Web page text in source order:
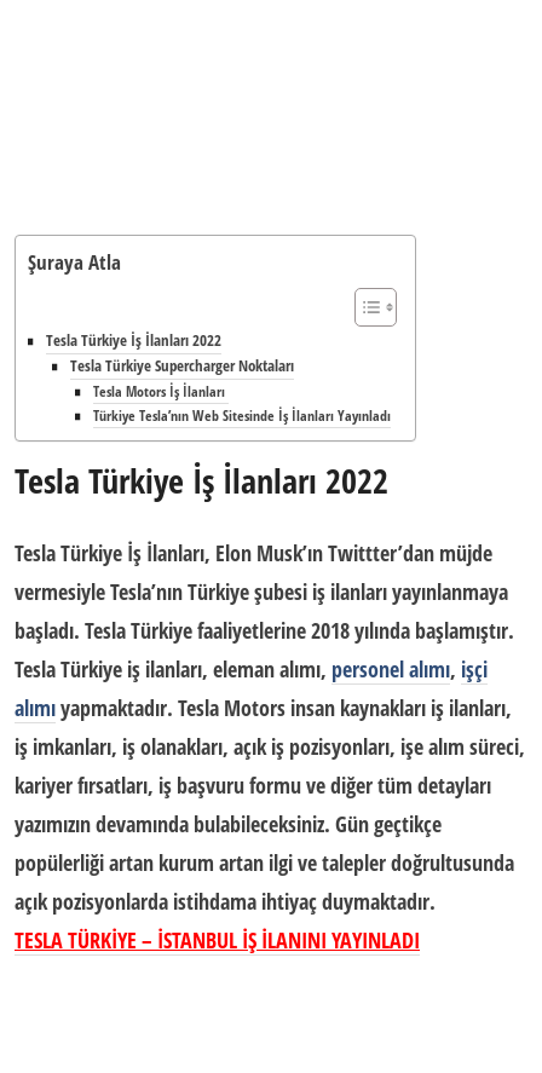
Şuraya Atla
Tesla Türkiye İş İlanları 2022
Tesla Türkiye Supercharger Noktaları
Tesla Motors İş İlanları
Türkiye Tesla’nın Web Sitesinde İş İlanları Yayınladı
Tesla Türkiye İş İlanları 2022
Tesla Türkiye İş İlanları, Elon Musk’ın Twittter’dan müjde
vermesiyle Tesla’nın Türkiye şubesi iş ilanları yayınlanmaya
başladı. Tesla Türkiye faaliyetlerine 2018 yılında başlamıştır.
Tesla Türkiye iş ilanları, eleman alımı, personel alımı, işçi
alımıyapmaktadır. Tesla Motors insan kaynakları iş ilanları,
iş imkanları, iş olanakları, açık iş pozisyonları, işe alım süreci,
kariyer fırsatları, iş başvuru formu ve diğer tüm detayları
yazımızın devamında bulabileceksiniz. Gün geçtikçe
popülerliği artan kurum artan ilgi ve talepler doğrultusunda
açık pozisyonlarda istihdama ihtiyaç duymaktadır.
TESLA TÜRKİYE – İSTANBUL İŞ İLANINI YAYINLADI